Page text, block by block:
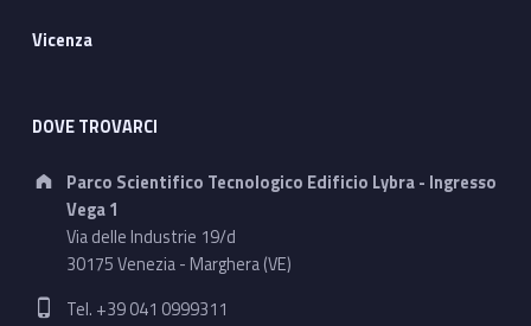
Vicenza
DOVE TROVARCI
Address:
Parco Scientifico Tecnologico Edificio Lybra - Ingresso
Vega 1
Via delle Industrie 19/d
30175 Venezia - Marghera (VE)
Phone number:
Tel. +39 041 0999311